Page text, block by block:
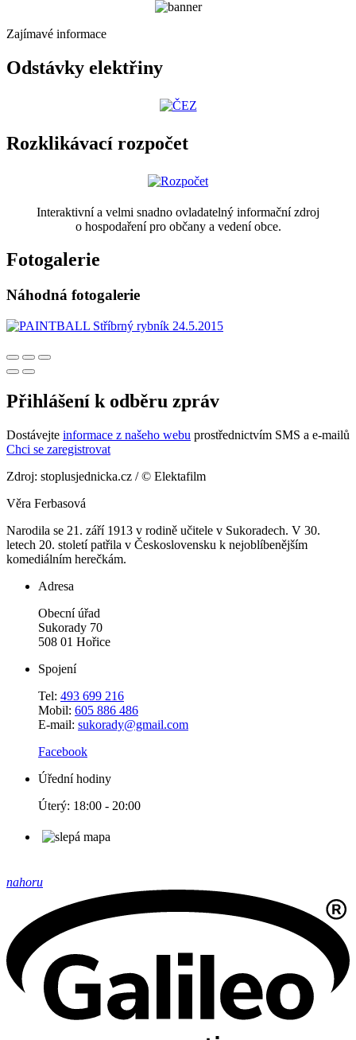
Zajímavé informace
Odstávky elektřiny
Rozklikávací rozpočet
Interaktivní a velmi snadno ovladatelný informační zdroj
o hospodaření pro občany a vedení obce.
Fotogalerie
Náhodná fotogalerie
Přihlášení k odběru zpráv
Dostávejte informace z našeho webu prostřednictvím SMS a e-mailů
Chci se zaregistrovat
Zdroj: stoplusjednicka.cz / © Elektafilm
Věra Ferbasová
Narodila se 21. září 1913 v rodině učitele v Sukoradech. V 30.
letech 20. století patřila v Československu k nejoblíbenějším
komediálním herečkám.
Adresa
Obecní úřad
Sukorady 70
508 01 Hořice
Spojení
Tel: 493 699 216
Mobil: 605 886 486
E-mail: sukorady@gmail.com
Facebook
Úřední hodiny
Úterý: 18:00 - 20:00
nahoru